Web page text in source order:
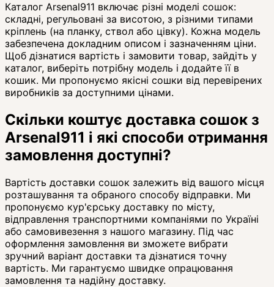
Каталог Arsenal911 включає різні моделі сошок:
складні, регульовані за висотою, з різними типами
кріплень (на планку, ствол або цівку). Кожна модель
забезпечена докладним описом і зазначенням ціни.
Щоб дізнатися вартість і замовити товар, зайдіть у
каталог, виберіть потрібну модель і додайте її в
кошик. Ми пропонуємо якісні сошки від перевірених
виробників за доступними цінами.
Скільки коштує доставка сошок з
Arsenal911 і які способи отримання
замовлення доступні?
Вартість доставки сошок залежить від вашого місця
розташування та обраного способу відправки. Ми
пропонуємо кур'єрську доставку по місту,
відправлення транспортними компаніями по Україні
або самовивезення з нашого магазину. Під час
оформлення замовлення ви зможете вибрати
зручний варіант доставки та дізнатися точну
вартість. Ми гарантуємо швидке опрацювання
замовлення та надійну доставку.